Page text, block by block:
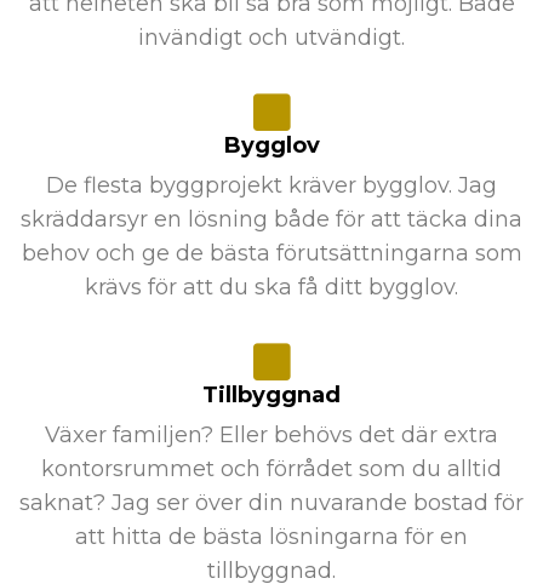
invändigt och utvändigt.
Bygglov
De flesta byggprojekt kräver bygglov. Jag
skräddarsyr en lösning både för att täcka dina
behov och ge de bästa förutsättningarna som
krävs för att du ska få ditt bygglov.
Tillbyggnad
Växer familjen? Eller behövs det där extra
kontorsrummet och förrådet som du alltid
saknat? Jag ser över din nuvarande bostad för
att hitta de bästa lösningarna för en
tillbyggnad.